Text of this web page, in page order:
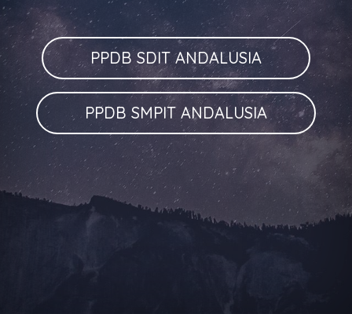
PPDB SDIT ANDALUSIA
PPDB SMPIT ANDALUSIA